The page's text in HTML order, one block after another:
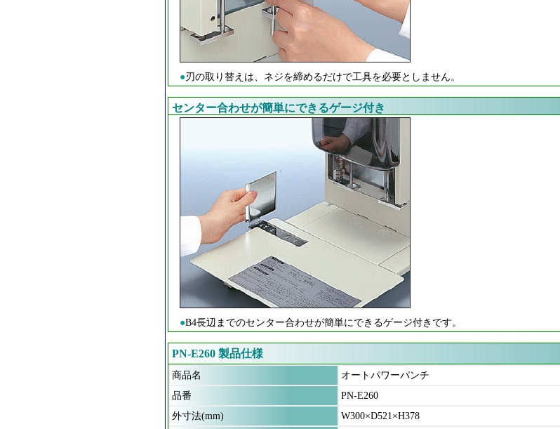
●刃の取り替えは、ネジを締めるだけで工具を必要としません。
センター合わせが簡単にできるゲージ付き
●B4長辺までのセンター合わせが簡単にできるゲージ付きです。
PN-E260 製品仕様
商品名
オートパワーパンチ
品番
PN-E260
外寸法(mm)
W300×D521×H378